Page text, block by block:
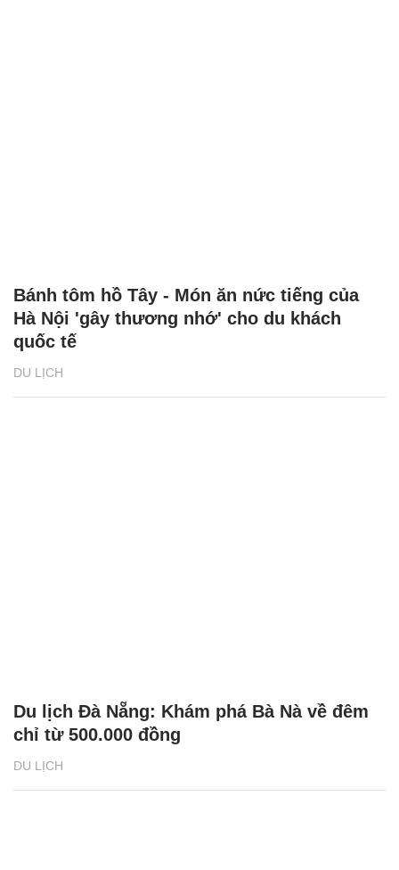
DU LỊCH
Bánh tôm hồ Tây - Món ăn nức tiếng của
Hà Nội 'gây thương nhớ' cho du khách
quốc tế
DU LỊCH
Du lịch Đà Nẵng: Khám phá Bà Nà về đêm
chỉ từ 500.000 đồng